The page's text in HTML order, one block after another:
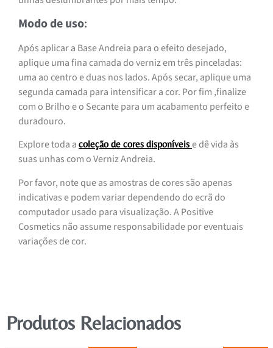
Modo de uso:
Após aplicar a Base Andreia para o efeito desejado,
aplique uma fina camada do verniz em três pinceladas:
uma ao centro e duas nos lados. Após secar, aplique uma
segunda camada para intensificar a cor. Por fim ,finalize
com o Brilho e o Secante para um acabamento perfeito e
duradouro.
Explore toda a coleção de cores disponíveis e dê vida às
suas unhas com o Verniz Andreia.
Por favor, note que as amostras de cores são apenas
indicativas e podem variar dependendo do ecrã do
computador usado para visualização. A Positive
Cosmetics não assume responsabilidade por eventuais
variações de cor.
Produtos Relacionados